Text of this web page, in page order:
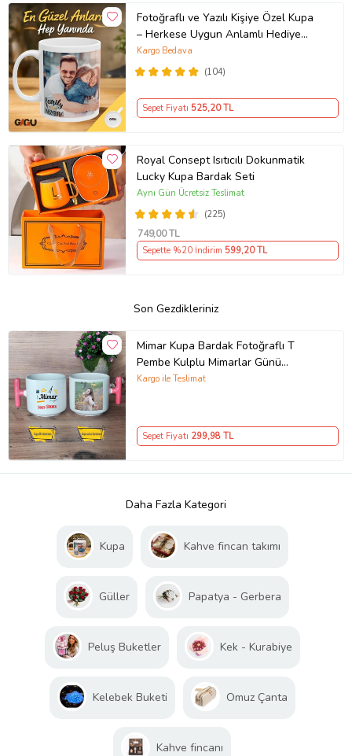
Fotoğraflı ve Yazılı Kişiye Özel Kupa
– Herkese Uygun Anlamlı Hediye
Porselen Baskılı Kupa (Beyaz)
(104)
Kargo Bedava
Sepet Fiyatı 525,20 TL
Royal Consept Isıtıcılı Dokunmatik
Lucky Kupa Bardak Seti
(225)
Aynı Gün Ücretsiz Teslimat
749,00 TL
Sepette %20 İndirim 599,20 TL
Son Gezdikleriniz
Mimar Kupa Bardak Fotoğraflı T
Pembe Kulplu Mimarlar Günü
Hediyesi
Kargo ile Teslimat
Sepet Fiyatı 299,98 TL
Daha Fazla Kategori
Kupa Kahve fincan takımı
Güller Papatya - Gerbera
Peluş Buketler Kek - Kurabiye
Kelebek Buketi Omuz Çanta
Kahve fincanı